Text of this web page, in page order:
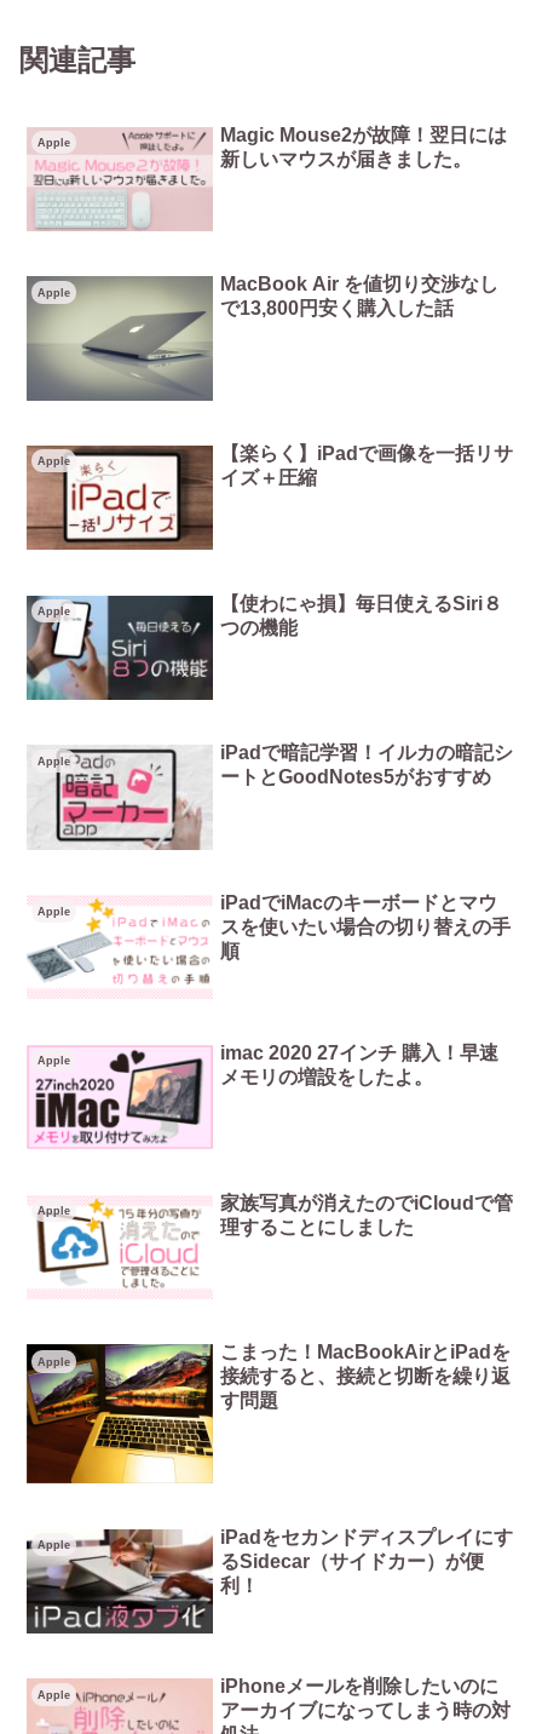
関連記事
Apple
Magic Mouse2が故障！翌日には
新しいマウスが届きました。
Apple
MacBook Air を値切り交渉なし
で13,800円安く購入した話
Apple
【楽らく】iPadで画像を一括リサ
イズ＋圧縮
Apple
【使わにゃ損】毎日使えるSiri８
つの機能
Apple
iPadで暗記学習！イルカの暗記シ
ートとGoodNotes5がおすすめ
Apple
iPadでiMacのキーボードとマウ
スを使いたい場合の切り替えの手
順
Apple
imac 2020 27インチ 購入！早速
メモリの増設をしたよ。
Apple
家族写真が消えたのでiCloudで管
理することにしました
Apple
こまった！MacBookAirとiPadを
接続すると、接続と切断を繰り返
す問題
Apple
iPadをセカンドディスプレイにす
るSidecar（サイドカー）が便
利！
Apple
iPhoneメールを削除したいのに
アーカイブになってしまう時の対